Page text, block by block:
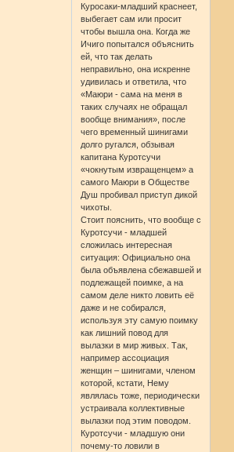
Куросаки-младший краснеет,
выбегает сам или просит
чтобы вышла она. Когда же
Ичиго попытался объяснить
ей, что так делать
неправильно, она искренне
удивилась и ответила, что
«Маюри - сама на меня в
таких случаях не обращал
вообще внимания», после
чего временный шинигами
долго ругался, обзывая
капитана Куротсучи
«чокнутым извращенцем» а
самого Маюри в Обществе
Душ пробивал приступ дикой
чихоты.
Стоит пояснить, что вообще с
Куротсучи - младшей
сложилась интересная
ситуация: Официально она
была объявлена сбежавшей и
подлежащей поимке, а на
самом деле никто ловить её
даже и не собирался,
используя эту самую поимку
как лишний повод для
вылазки в мир живых. Так,
например ассоциация
женщин – шинигами, членом
которой, кстати, Нему
являлась тоже, периодически
устраивала коллективные
вылазки под этим поводом.
Куротсучи - младшую они
почему-то ловили в